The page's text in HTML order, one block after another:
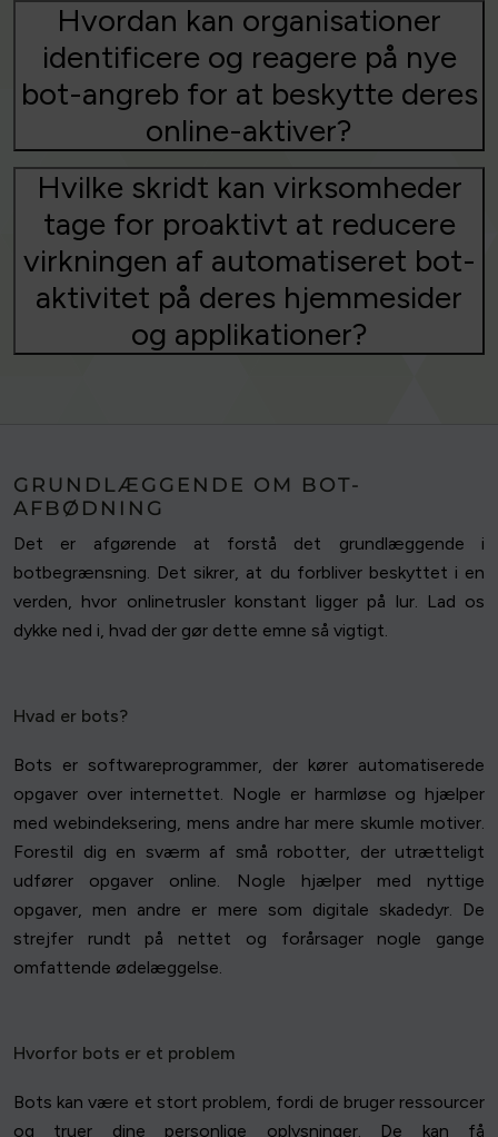
Hvordan kan organisationer
identificere og reagere på nye
bot-angreb for at beskytte deres
online-aktiver?
Hvilke skridt kan virksomheder
tage for proaktivt at reducere
virkningen af automatiseret bot-
aktivitet på deres hjemmesider
og applikationer?
GRUNDLÆGGENDE OM BOT-
AFBØDNING
Det er afgørende at forstå det grundlæggende i
botbegrænsning. Det sikrer, at du forbliver beskyttet i en
verden, hvor onlinetrusler konstant ligger på lur. Lad os
dykke ned i, hvad der gør dette emne så vigtigt.
Hvad er bots?
Bots er softwareprogrammer, der kører automatiserede
opgaver over internettet. Nogle er harmløse og hjælper
med webindeksering, mens andre har mere skumle motiver.
Forestil dig en sværm af små robotter, der utrætteligt
udfører opgaver online. Nogle hjælper med nyttige
opgaver, men andre er mere som digitale skadedyr. De
strejfer rundt på nettet og forårsager nogle gange
omfattende ødelæggelse.
Hvorfor bots er et problem
Bots kan være et stort problem, fordi de bruger ressourcer
og truer dine personlige oplysninger. De kan få